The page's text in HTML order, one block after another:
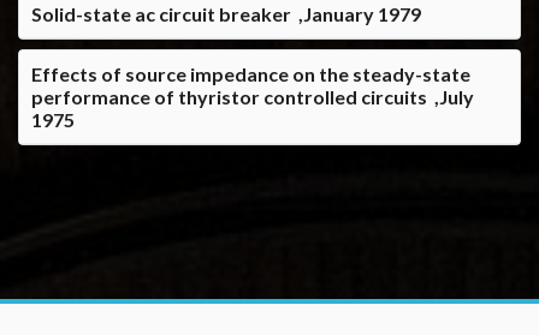
Solid-state ac circuit breaker ,January 1979
Effects of source impedance on the steady-state
performance of thyristor controlled circuits ,July
1975